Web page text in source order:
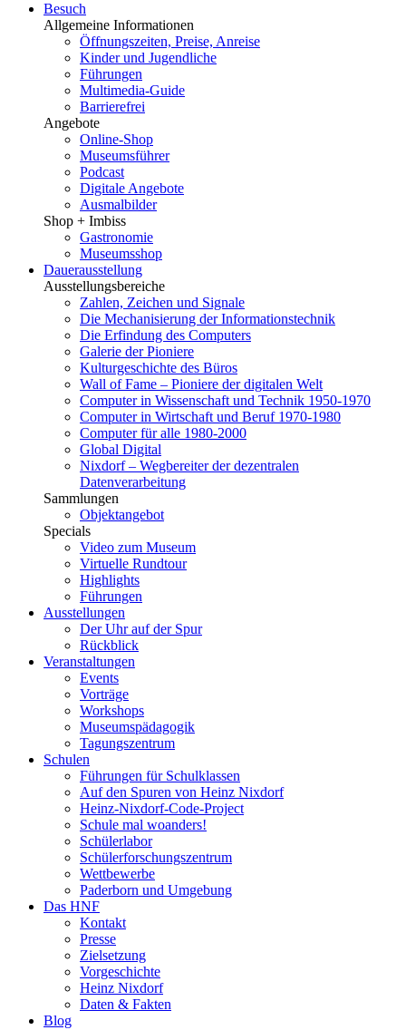
Besuch
Allgemeine Informationen
Öffnungszeiten, Preise, Anreise
Kinder und Jugendliche
Führungen
Multimedia-Guide
Barrierefrei
Angebote
Online-Shop
Museumsführer
Podcast
Digitale Angebote
Ausmalbilder
Shop + Imbiss
Gastronomie
Museumsshop
Dauerausstellung
Ausstellungsbereiche
Zahlen, Zeichen und Signale
Die Mechanisierung der Informationstechnik
Die Erfindung des Computers
Galerie der Pioniere
Kulturgeschichte des Büros
Wall of Fame – Pioniere der digitalen Welt
Computer in Wissenschaft und Technik 1950-1970
Computer in Wirtschaft und Beruf 1970-1980
Computer für alle 1980-2000
Global Digital
Nixdorf – Wegbereiter der dezentralen
Datenverarbeitung
Sammlungen
Objektangebot
Specials
Video zum Museum
Virtuelle Rundtour
Highlights
Führungen
Ausstellungen
Der Uhr auf der Spur
Rückblick
Veranstaltungen
Events
Vorträge
Workshops
Museumspädagogik
Tagungszentrum
Schulen
Führungen für Schulklassen
Auf den Spuren von Heinz Nixdorf
Heinz-Nixdorf-Code-Project
Schule mal woanders!
Schülerlabor
Schülerforschungszentrum
Wettbewerbe
Paderborn und Umgebung
Das HNF
Kontakt
Presse
Zielsetzung
Vorgeschichte
Heinz Nixdorf
Daten & Fakten
Blog